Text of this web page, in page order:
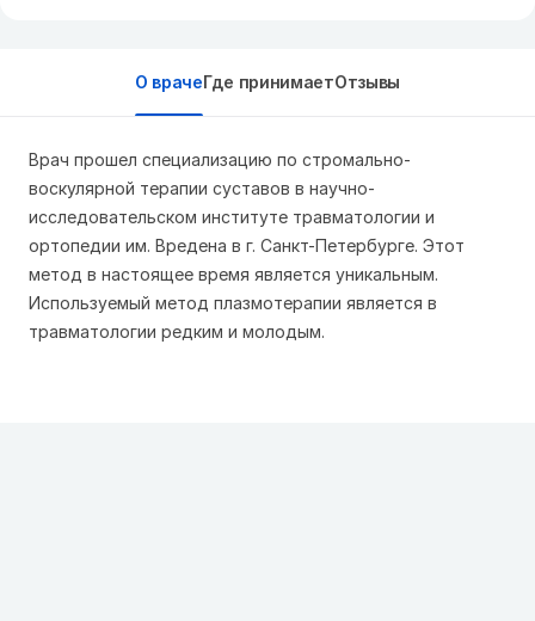
О врачеГде принимаетОтзывы
Врач прошел специализацию по стромально-
воскулярной терапии суставов в научно-
исследовательском институте травматологии и
ортопедии им. Вредена в г. Санкт-Петербурге. Этот
метод в настоящее время является уникальным.
Используемый метод плазмотерапии является в
травматологии редким и молодым.